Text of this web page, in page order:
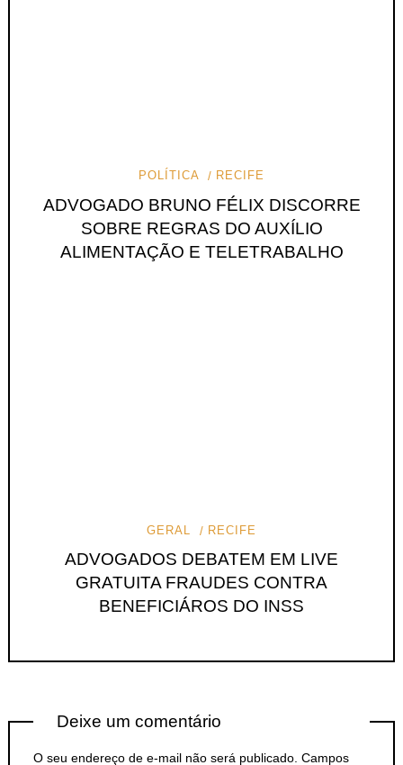
POLÍTICA RECIFE
ADVOGADO BRUNO FÉLIX DISCORRE
SOBRE REGRAS DO AUXÍLIO
ALIMENTAÇÃO E TELETRABALHO
GERAL RECIFE
ADVOGADOS DEBATEM EM LIVE
GRATUITA FRAUDES CONTRA
BENEFICIÁROS DO INSS
Deixe um comentário
O seu endereço de e-mail não será publicado. Campos